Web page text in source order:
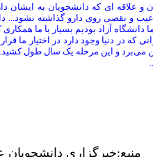
علاقه ای که دانشجویان به ایشان
عیب و نقصی روی دارو گذاشته نشود...
دانشگاه آزاد بودیم بسیار با ما همکاری
دنیا وجود دارد در اختیار ما قرار
می‌برد و این مرحله یک سال طول
منبع:خبرگزاری